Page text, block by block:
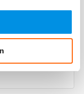
niet gepubliceerd